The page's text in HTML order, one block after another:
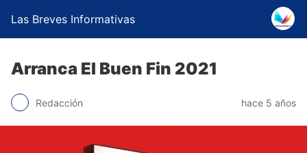
Las Breves Informativas
Arranca El Buen Fin 2021
Redacción hace 5 años